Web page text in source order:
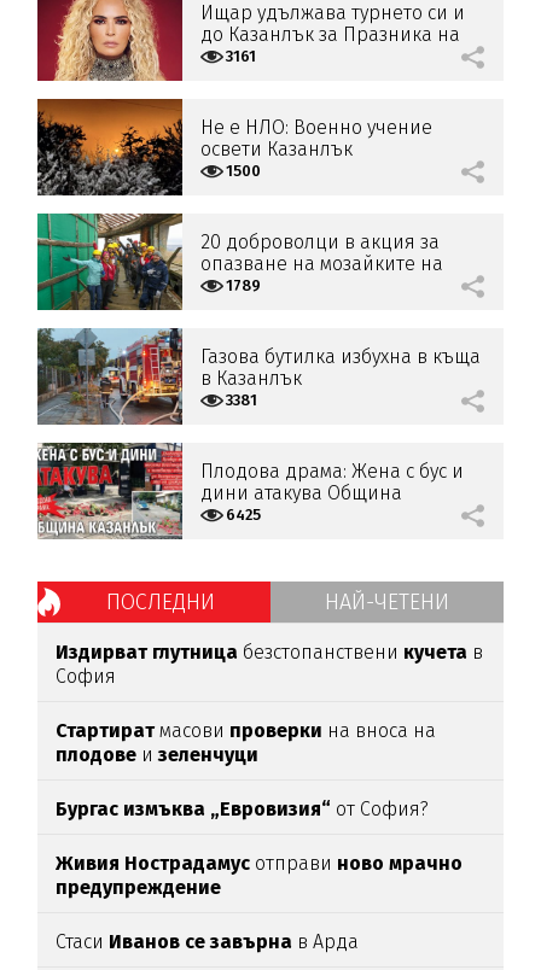
Ищар удължава турнето си и
до Казанлък за Празника на
розата през юни
3161
Не е НЛО: Военно учение
освети Казанлък
1500
20 доброволци в акция за
опазване на мозайките на
Бузлуджа
1789
Газова бутилка избухна в къща
в Казанлък
3381
Плодова драма: Жена с бус и
дини атакува Община
Казанлък
6425
ПОСЛЕДНИ НАЙ-ЧЕТЕНИ
Издирват глутница безстопанствени кучета в
София
Стартиратмасови проверки на вноса на
плодове и зеленчуци
Бургас измъква „Евровизия“ от София?
Живия Нострадамус отправи ново мрачно
предупреждение
Стаси Иванов се завърна в Арда